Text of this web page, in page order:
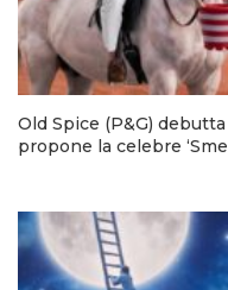
Old Spice (P&G)
propone la celebre